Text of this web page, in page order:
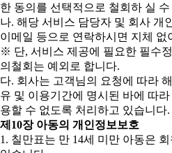
한 동의를 선택적으로 철회하 실
나. 해당 서비스 담당자 및 회사 개
이메일 등으로 연락하시면 지체 없
※ 단, 서비스 제공에 필요한 필수
의철회는 예외로 합니다.
다. 회사는 고객님의 요청에 따라
유 및 이용기간에 명시된 바에 따
용할 수 없도록 처리하고 있습니다.
제10장 아동의 개인정보보호
1. 칠만표는 만 14세 미만 아동은